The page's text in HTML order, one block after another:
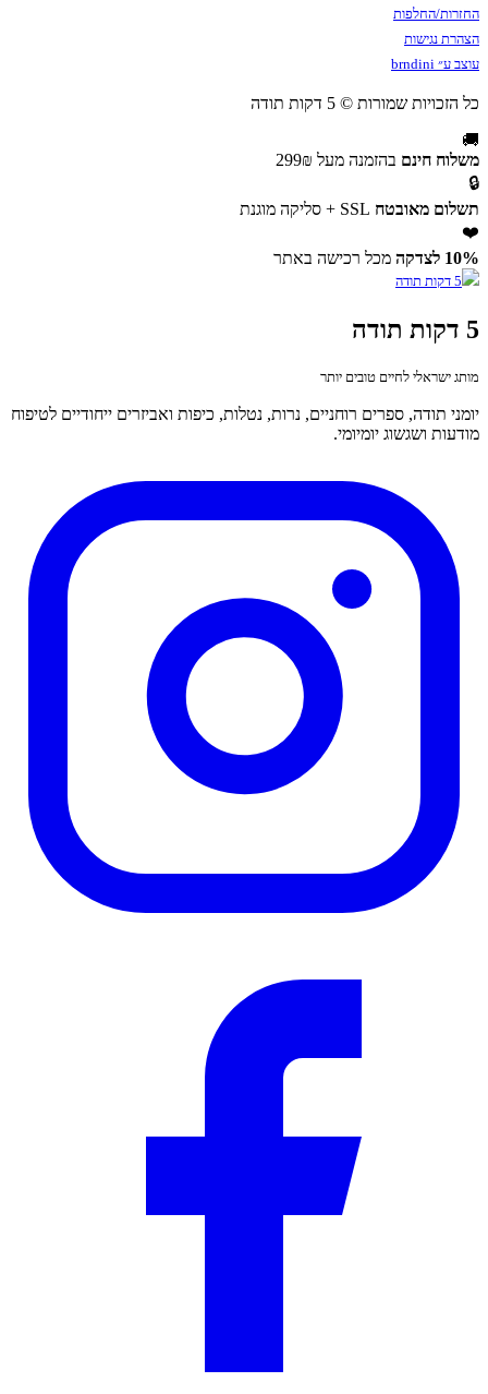
החזרות/החלפות
הצהרת נגישות
עוצב ע״ brndini
כל הזכויות שמורות © 5 דקות תודה
🚚
משלוח חינם בהזמנה מעל 299₪
🔒
תשלום מאובטח SSL + סליקה מוגנת
❤️
10% לצדקה
מכל רכישה באתר
5 דקות תודה
מותג ישראלי לחיים טובים יותר
יומני תודה, ספרים רוחניים, נרות, נטלות, כיפות ואביזרים ייחודיים לטיפוח
מודעות ושגשוג יומיומי.